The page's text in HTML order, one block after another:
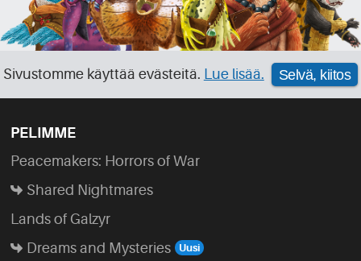
Sivustomme käyttää evästeitä. Lue lisää. Selvä, kiitos
PELIMME
Peacemakers: Horrors of War
Shared Nightmares
Lands of Galzyr
Dreams and Mysteries